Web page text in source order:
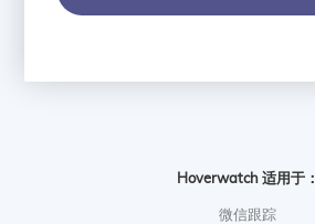
Hoverwatch 适用于：
微信跟踪